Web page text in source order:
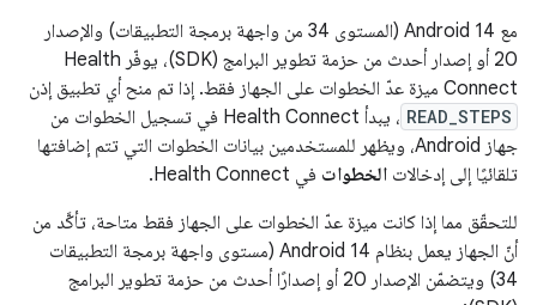
مع Android 14 (المستوى 34 من واجهة برمجة التطبيقات) والإصدار
20 أو إصدار أحدث من حزمة تطوير البرامج (SDK)، يوفّر Health
Connect ميزة عدّ الخطوات على الجهاز فقط. إذا تم منح أي تطبيق إذن
READ_STEPS
، يبدأ Health Connect في تسجيل الخطوات من
جهاز Android، ويظهر للمستخدمين بيانات الخطوات التي تتم إضافتها
تلقائيًا إلى إدخالات الخطوات في Health Connect.
للتحقّق مما إذا كانت ميزة عدّ الخطوات على الجهاز فقط متاحة، تأكَّد من
أنّ الجهاز يعمل بنظام Android 14 (مستوى واجهة برمجة التطبيقات
34) ويتضمّن الإصدار 20 أو إصدارًا أحدث من حزمة تطوير البرامج